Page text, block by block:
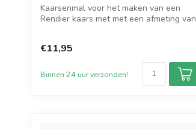
Kaarsenmal voor het maken van een
Rendier kaars met met een afmeting van
€11,95
Binnen 24 uur verzonden!